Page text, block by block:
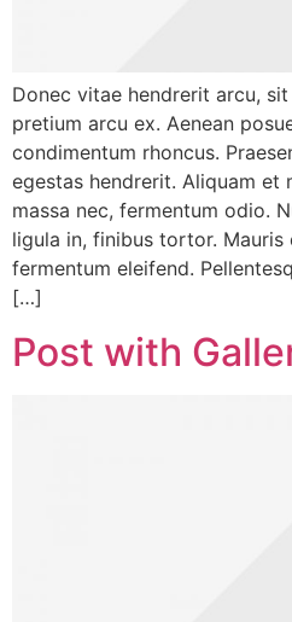
Donec vitae hendrerit arcu,
pretium arcu ex. Aenean
condimentum rhoncus.
egestas hendrerit. Aliquam et
massa nec, fermentum odio.
ligula in, finibus tortor. Mauris
fermentum eleifend.
[…]
Post with